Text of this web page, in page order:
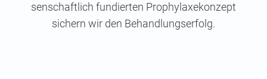
sen­schaft­lich fun­dier­ten Pro­phy­laxe­kon­zept
sichern wir den Behandlungserfolg.